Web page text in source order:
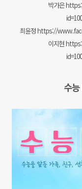
박가은
최윤정 https://
이지현
수